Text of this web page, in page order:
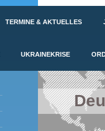
TERMINE & AKTUELLES
UKRAINEKRISE